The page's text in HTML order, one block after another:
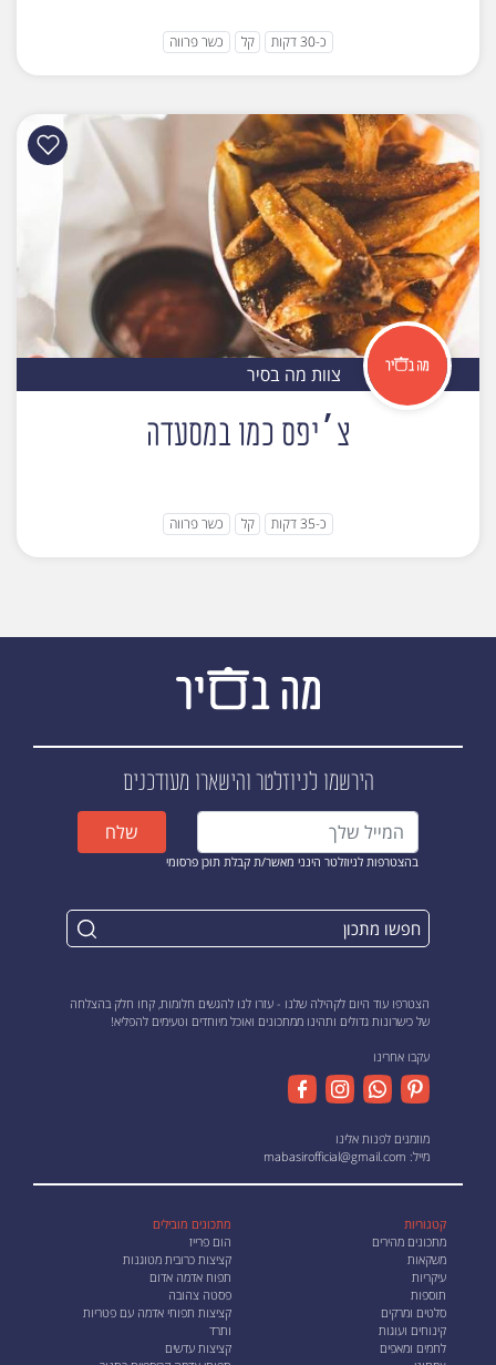
כ-30 דקות קל כשר פרווה
צוות מה בסיר
צ׳יפס כמו במסעדה
כ-35 דקות קל כשר פרווה
הירשמו לניוזלטרוהישארו מעודכנים
בהצטרפות לניוזלטר הינני מאשר/ת קבלת תוכן פרסומי
שלח
הצטרפו עוד היום לקהילה שלנו - עזרו לנו להגשים חלומות, קחו חלק בהצלחה
של כישרונות גדולים ותהינו ממתכונים ואוכל מיוחדים וטעימים להפליא!
עקבו אחרינו
מוזמנים לפנות אלינו
מייל: mabasirofficial@gmail.com
קטגוריות
מתכונים מהירים
משקאות
עיקריות
תוספות
סלטים ומרקים
קינוחים ועוגות
לחמים ומאפים
מתכונים מובילים
הום פרייז
קציצות כרובית מטוגנות
תפוח אדמה אדום
פסטה צהובה
קציצות תפוחי אדמה עם פטריות
ותרד
קציצות עדשים